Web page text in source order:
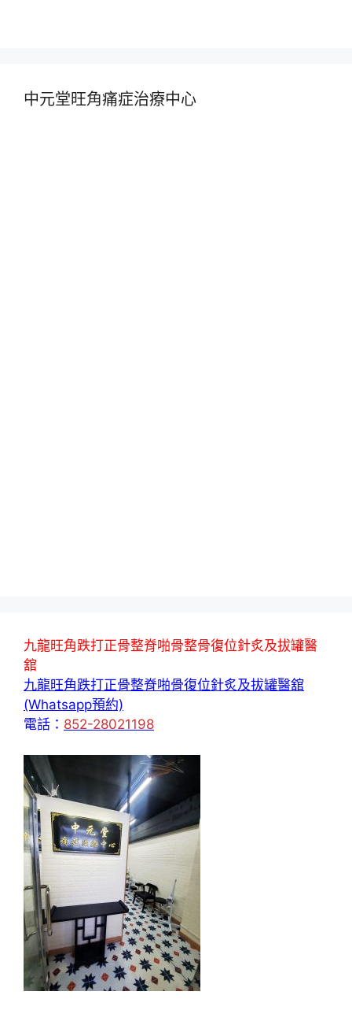
中元堂旺角痛症治療中心
九龍旺角跌打正骨整脊啪骨整骨復位針炙及拔罐醫
舘
九龍旺角跌打正骨整脊啪骨復位針炙及拔罐醫舘
(Whatsapp預約)
電話： 852-28021198